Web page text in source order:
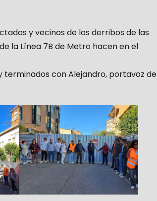
y vecinos de los derribos de las
la Línea 7B de Metro hacen en el
terminados con Alejandro, portavoz de